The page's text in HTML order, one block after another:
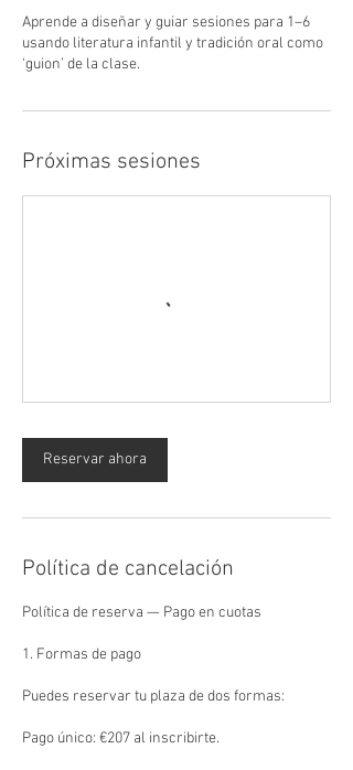
p
t
Aprende a diseñar y guiar sesiones para 1–6
usando literatura infantil y tradición oral como
‘guion’ de la clase.
Próximas sesiones
Reservar ahora
Política de cancelación
Política de reserva — Pago en cuotas
1. Formas de pago
Puedes reservar tu plaza de dos formas:
Pago único: €207 al inscribirte.